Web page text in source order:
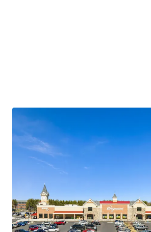
Best-in-Class, National / Credit
Situated Within a Master-
Development
Prickett Preserve is the